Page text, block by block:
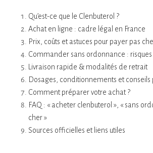
Qu’est-ce que le Clenbuterol ?
Achat en ligne : cadre légal en France
Prix, coûts et astuces pour payer pas
Commander sans ordonnance :
Livraison rapide & modalités de retrait
Dosages, conditionnements et conseils
Comment préparer votre achat ?
FAQ : « acheter clenbuterol », « sans
cher »
Sources officielles et liens utiles